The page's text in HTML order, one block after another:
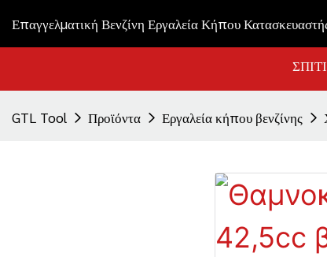
Επαγγελματική Βενζίνη Εργαλεία Κήπου
ΣΠΊΤΙ
GTL Tool Προϊόντα Εργαλεία κήπου βενζίνης